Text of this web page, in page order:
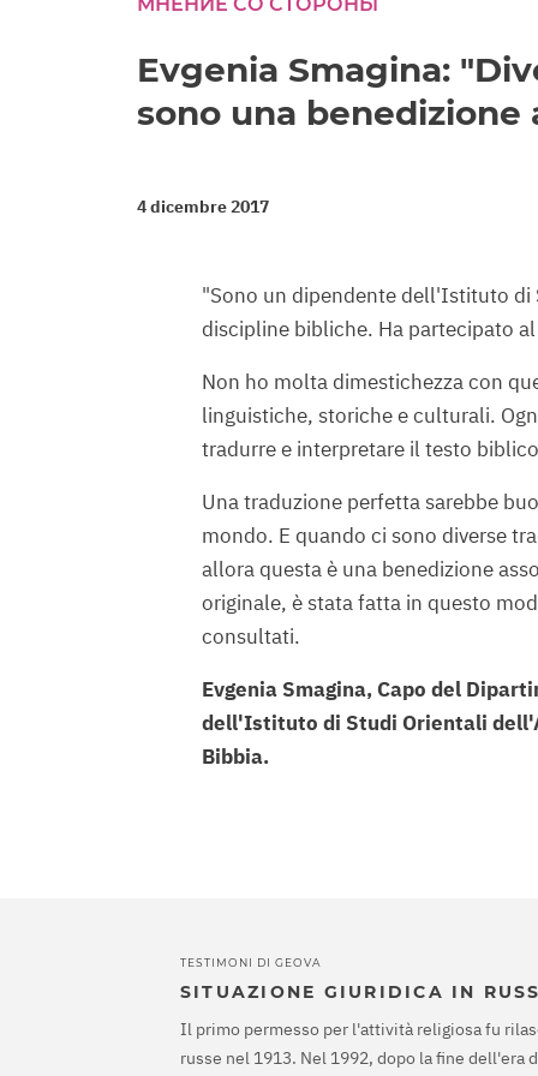
seconds Volume
МНЕНИЕ СО СТОРОНЫ
Evgenia Smagina:
sono una benedizione
4 dicembre 2017
"Sono un dipendente dell'Istituto di
discipline bibliche. Ha partecipato
Non ho molta dimestichezza con
linguistiche, storiche e culturali.
tradurre e interpretare il testo
Una traduzione perfetta sarebbe
mondo. E quando ci sono diverse
allora questa è una benedizione
originale, è stata fatta in questo
consultati.
Evgenia Smagina, Capo del
dell'Istituto di Studi Orientali
Bibbia.
TESTIMONI DI GEOVA
SITUAZIONE GIURIDICA IN
Il primo permesso per l'attività religiosa fu
russe nel 1913. Nel 1992, dopo la fine dell'era